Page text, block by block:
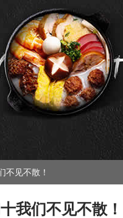
不见不散！
我们不见不散！